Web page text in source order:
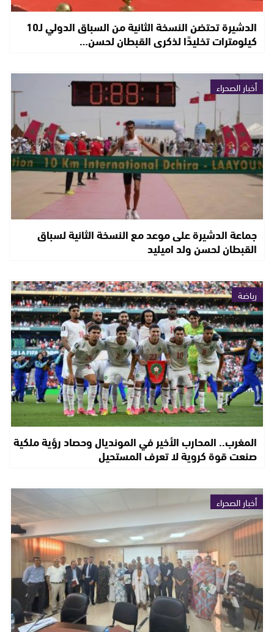
الدشيرة تحتضن النسخة الثانية من السباق الدولي لـ10
كيلومترات تخليدًا لذكرى القبطان لحسن…
أخبار الصحراء
جماعة الدشيرة على موعد مع النسخة الثانية لسباق
القبطان لحسن ولد اميليد
رياضة
المغرب.. المحارب الأخير في المونديال وحصاد رؤية ملكية
صنعت قوة كروية لا تعرف المستحيل
أخبار الصحراء